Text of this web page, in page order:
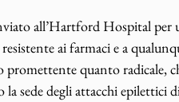
all’Hartford Hospital per
ai farmaci e a
quanto radicale,
sede degli attacchi epilettici